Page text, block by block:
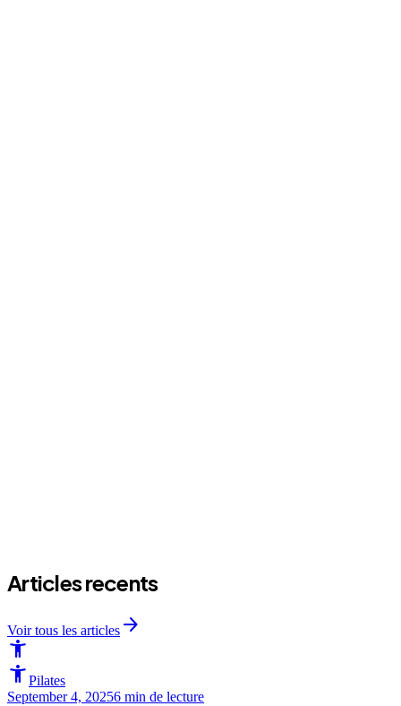
Articles recents
Voir tous les articles arrow_forward
accessibility_new
accessibility_newPilates
September 4, 20256 min de lecture